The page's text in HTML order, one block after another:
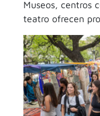
Museos, centros
teatro ofrecen